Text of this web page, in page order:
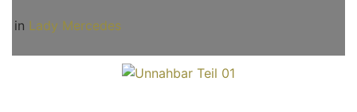
in Lady Mercedes